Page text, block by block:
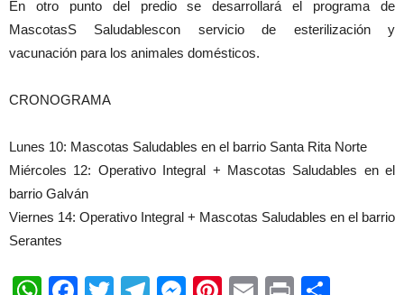
En otro punto del predio se desarrollará el programa de
MascotasS Saludablescon servicio de esterilización y
vacunación para los animales domésticos.
CRONOGRAMA
Lunes 10: Mascotas Saludables en el barrio Santa Rita Norte
Miércoles 12: Operativo Integral + Mascotas Saludables en el
barrio Galván
Viernes 14: Operativo Integral + Mascotas Saludables en el barrio
Serantes